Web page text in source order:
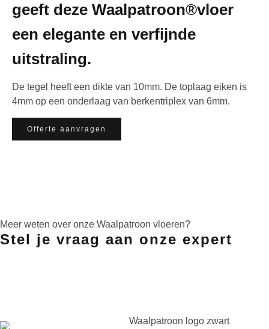
geeft deze Waalpatroon®vloer
een elegante en verfijnde
uitstraling.
De tegel heeft een dikte van 10mm. De toplaag eiken is
4mm op een onderlaag van berkentriplex van 6mm.
Offerte aanvragen
Meer weten over onze Waalpatroon vloeren?
Stel je vraag aan onze expert